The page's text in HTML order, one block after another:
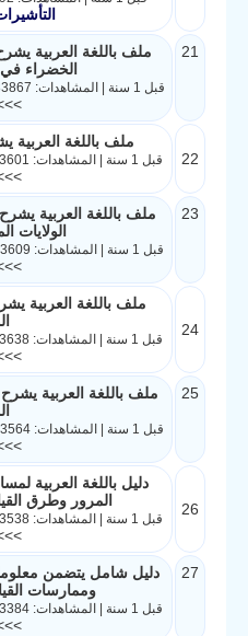
21
ملف باللغة العربية
الخضراء في
قبل 1 سنة | المشاهدات: 33867 | الحجم: 508KB
22
ملف باللغة العربية
قبل 1 سنة | المشاهدات: 33601 | الحجم: 2.9MB
23
ملف باللغة العربية
الولايات
قبل 1 سنة | المشاهدات: 33609 | الحجم: 894KB
24
ملف باللغة العربية
قبل 1 سنة | المشاهدات: 33638 | الحجم: 2.3MB
25
ملف باللغة العربية
قبل 1 سنة | المشاهدات: 33564 | الحجم: 3.4MB
26
دليل باللغة العربية
المرور وطرق
قبل 1 سنة | المشاهدات: 33538 | الحجم: 6.2MB
27
دليل شامل يتضمن
وممارسات
قبل 1 سنة | المشاهدات: 33384 | الحجم: 6.2MB